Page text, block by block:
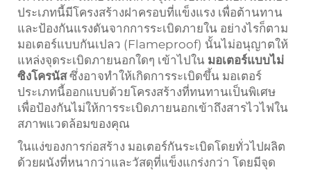
ประเภทนี้มีโครงสร้างฝาครอบที่แข็งแรง เพื่อต้านทาน
และป้องกันแรงดันจากการระเบิดภายใน อย่างไรก็ตาม
มอเตอร์แบบกันเปลว (Flameproof) นั้นไม่อนุญาตให้
แหล่งจุดระเบิดภายนอกใดๆ เข้าไปใน มอเตอร์แบบไม่
ซิงโครนัสซึ่งอาจทำให้เกิดการระเบิดขึ้น มอเตอร์
ประเภทนี้ออกแบบด้วยโครงสร้างที่ทนทานเป็นพิเศษ
เพื่อป้องกันไม่ให้การระเบิดภายนอกเข้าถึงสารไวไฟใน
สภาพแวดล้อมของคุณ
ในแง่ของการก่อสร้าง มอเตอร์กันระเบิดโดยทั่วไปผลิต
ด้วยผนังที่หนากว่าและวัสดุที่แข็งแกร่งกว่า โดยมีจุด